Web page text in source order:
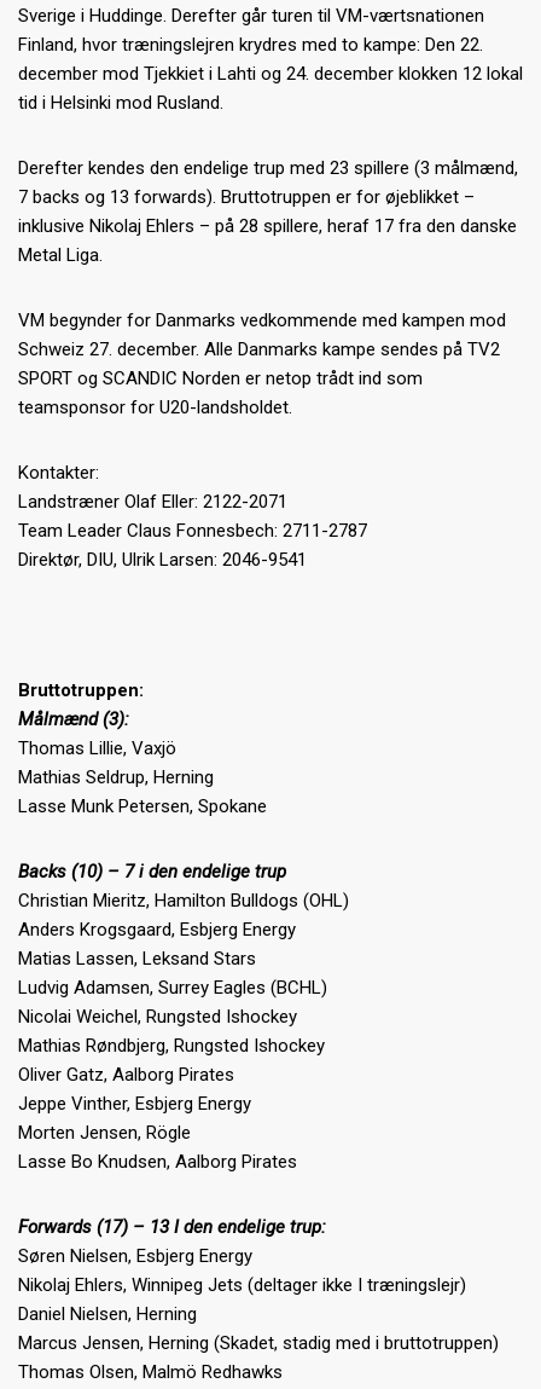
Sverige i Huddinge. Derefter går turen til VM-værtsnationen
Finland, hvor træningslejren krydres med to kampe: Den 22.
december mod Tjekkiet i Lahti og 24. december klokken 12 lokal
tid i Helsinki mod Rusland.
Derefter kendes den endelige trup med 23 spillere (3 målmænd,
7 backs og 13 forwards). Bruttotruppen er for øjeblikket –
inklusive Nikolaj Ehlers – på 28 spillere, heraf 17 fra den danske
Metal Liga.
VM begynder for Danmarks vedkommende med kampen mod
Schweiz 27. december. Alle Danmarks kampe sendes på TV2
SPORT og SCANDIC Norden er netop trådt ind som
teamsponsor for U20-landsholdet.
Kontakter:
Landstræner Olaf Eller: 2122-2071
Team Leader Claus Fonnesbech: 2711-2787
Direktør, DIU, Ulrik Larsen: 2046-9541
Bruttotruppen:
Målmænd (3):
Thomas Lillie, Vaxjö
Mathias Seldrup, Herning
Lasse Munk Petersen, Spokane
Backs (10) – 7 i den endelige trup
Christian Mieritz, Hamilton Bulldogs (OHL)
Anders Krogsgaard, Esbjerg Energy
Matias Lassen, Leksand Stars
Ludvig Adamsen, Surrey Eagles (BCHL)
Nicolai Weichel, Rungsted Ishockey
Mathias Røndbjerg, Rungsted Ishockey
Oliver Gatz, Aalborg Pirates
Jeppe Vinther, Esbjerg Energy
Morten Jensen, Rögle
Lasse Bo Knudsen, Aalborg Pirates
Forwards (17) – 13 I den endelige trup:
Søren Nielsen, Esbjerg Energy
Nikolaj Ehlers, Winnipeg Jets (deltager ikke I træningslejr)
Daniel Nielsen, Herning
Marcus Jensen, Herning (Skadet, stadig med i bruttotruppen)
Thomas Olsen, Malmö Redhawks